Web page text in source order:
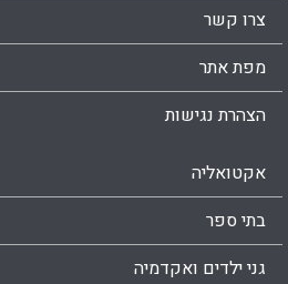
צרו קשר
מפת אתר
הצהרת נגישות
אקטואליה
בתי ספר
גני ילדים ואקדמיה